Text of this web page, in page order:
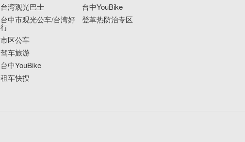
台湾观光巴士
台中市观光公车/台湾好
行
市区公车
驾车旅游
台中YouBike
租车快搜
台中YouBike
登革热防治专区